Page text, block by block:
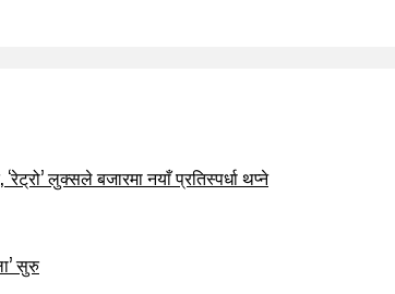
लुक्सले बजारमा नयाँ प्रतिस्पर्धा थप्ने
सुरु